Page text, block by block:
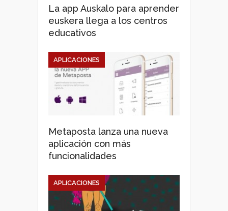
La app Auskalo para aprender
euskera llega a los centros
educativos
Metaposta lanza una nueva
aplicación con más
funcionalidades
APLICACIONES
APLICACIONES